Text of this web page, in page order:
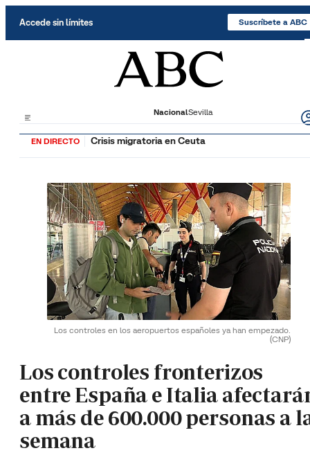
Accede sin límites Suscríbete a ABC
NacionalSevilla
EN DIRECTO Crisis migratoria en Ceuta
Los controles en los aeropuertos españoles ya han empezado.
(CNP)
Los controles fronterizos
entre España e Italia
a más de 600.000 personas a
semana